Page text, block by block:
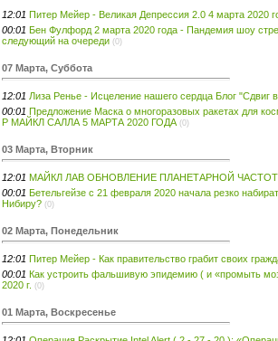
12:01 Питер Мейер - Великая Депрессия 2.0 4 марта 2020
00:01 Бен Фулфорд 2 марта 2020 года - Пандемия шоу
следующий на очереди (0)
07 Марта, Суббота
12:01 Лиза Ренье - Исцеление нашего сердца Блог "Сдвиг
00:01 Предложение Маска о многоразовых ракетах для
Р МАЙКЛ САЛЛА 5 МАРТА 2020 ГОДА (0)
03 Марта, Вторник
12:01 МАЙКЛ ЛАВ ОБНОВЛЕНИЕ ПЛАНЕТАРНОЙ
00:01 Бетельгейзе с 21 февраля 2020 начала резко
Нибиру? (0)
02 Марта, Понедельник
12:01 Питер Мейер - Как правительство грабит своих
00:01 Как устроить фальшивую эпидемию ( и «промыть
2020 г. (0)
01 Марта, Воскресенье